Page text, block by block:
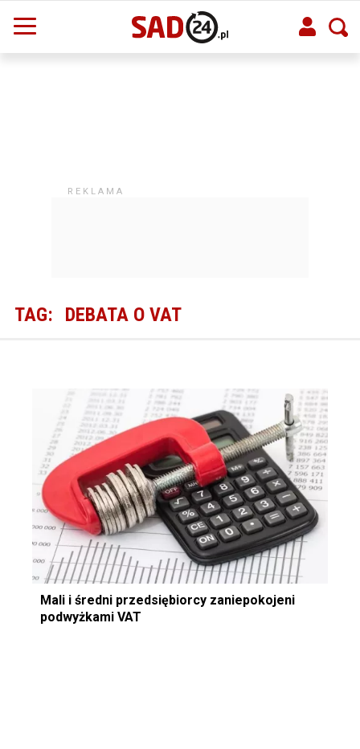
TAG: DEBATA O VAT
Mali i średni przedsiębiorcy zaniepokojeni
podwyżkami VAT